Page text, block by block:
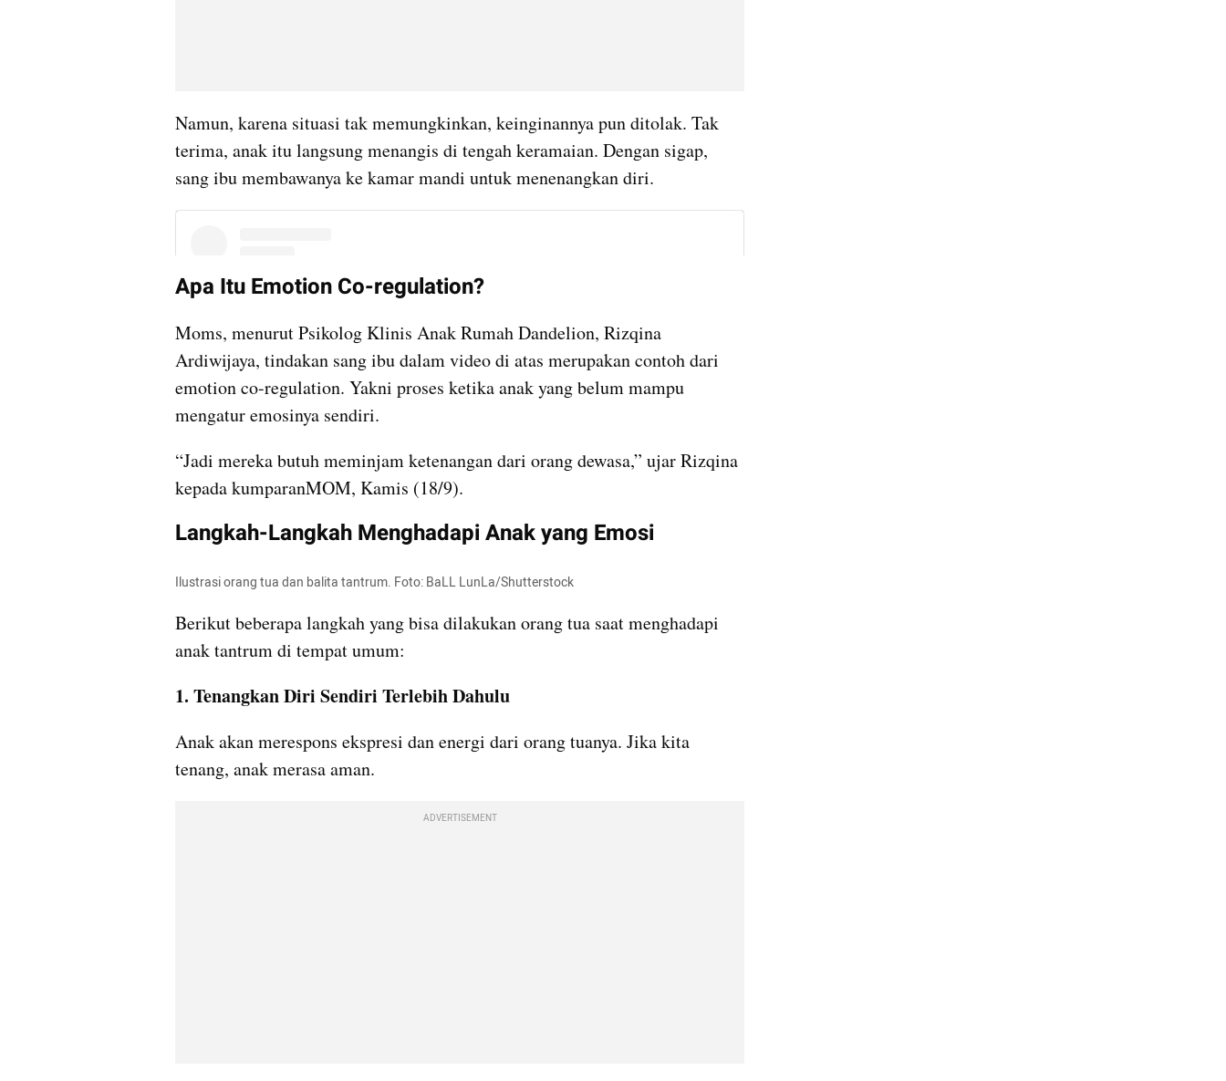
Namun, karena situasi tak memungkinkan, keinginannya pun ditolak. Tak
terima, anak itu langsung menangis di tengah keramaian. Dengan sigap,
sang ibu membawanya ke kamar mandi untuk menenangkan diri.
Apa Itu Emotion Co-regulation?
Moms, menurut Psikolog Klinis Anak Rumah Dandelion, Rizqina
Ardiwijaya, tindakan sang ibu dalam video di atas merupakan contoh dari
emotion co-regulation. Yakni proses ketika anak yang belum mampu
mengatur emosinya sendiri.
“Jadi mereka butuh meminjam ketenangan dari orang dewasa,” ujar Rizqina
kepada kumparanMOM, Kamis (18/9).
Langkah-Langkah Menghadapi Anak yang Emosi
Ilustrasi orang tua dan balita tantrum. Foto: BaLL LunLa/Shutterstock
Berikut beberapa langkah yang bisa dilakukan orang tua saat menghadapi
anak tantrum di tempat umum:
1. Tenangkan Diri Sendiri Terlebih Dahulu
Anak akan merespons ekspresi dan energi dari orang tuanya. Jika kita
tenang, anak merasa aman.
ADVERTISEMENT